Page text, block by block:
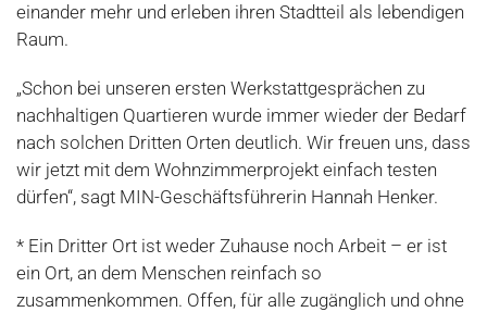
einander mehr und erleben ihren Stadtteil als lebendigen
Raum.
„Schon bei unseren ersten Werkstattgesprächen zu
nachhaltigen Quartieren wurde immer wieder der Bedarf
nach solchen Dritten Orten deutlich. Wir freuen uns, dass
wir jetzt mit dem Wohnzimmerprojekt einfach testen
dürfen“, sagt MIN-Geschäftsführerin Hannah Henker.
* Ein Dritter Ort ist weder Zuhause noch Arbeit – er ist
ein Ort, an dem Menschen reinfach so
zusammenkommen. Offen, für alle zugänglich und ohne